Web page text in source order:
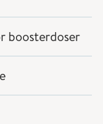
boosterdoser